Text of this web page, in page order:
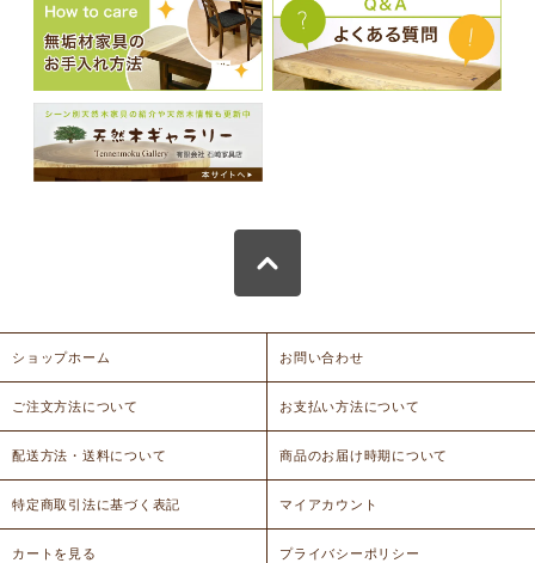
ショップホーム お問い合わせ
ご注文方法について お支払い方法について
配送方法・送料について 商品のお届け時期について
特定商取引法に基づく表記 マイアカウント
カートを見る プライバシーポリシー